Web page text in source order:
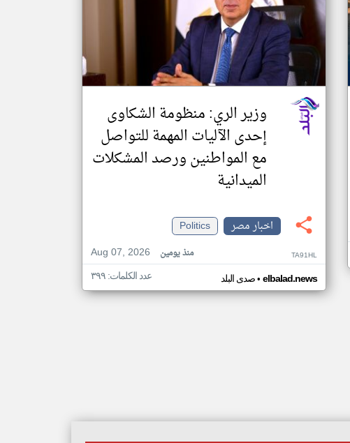
وزير الري: منظومة الشكاوى
إحدى الآليات المهمة للتواصل
مع المواطنين ورصد المشكلات
الميدانية
اخبار مصر
Politics
Aug 07, 2026
منذ يومين TA91HL
صدى البلد• elbalad.news عدد الكلمات: ٣٩٩